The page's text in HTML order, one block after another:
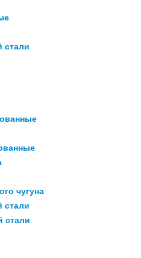
стали
чугуна
стали
стали